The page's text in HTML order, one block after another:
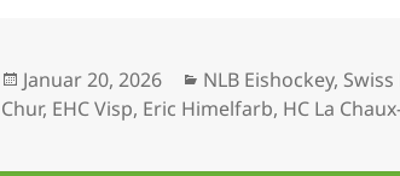
Veröffentlicht
am
Januar 20, 2026 Kategorien
NLB Eishockey,
Chur, EHC Visp, Eric Himelfarb, HC La